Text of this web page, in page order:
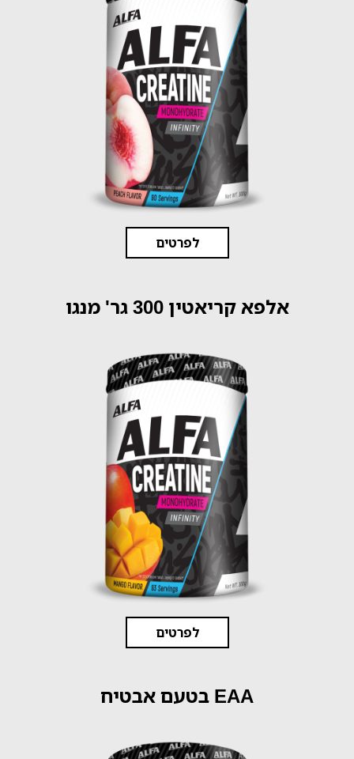
לפרטים
אלפא קריאטין 300 גר' מנגו
לפרטים
EAA בטעם אבטיח